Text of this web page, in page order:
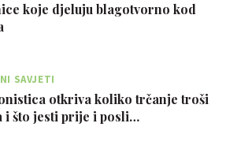
koje djeluju blagotvorno kod
SAVJETI
otkriva koliko trčanje troši
i što jesti prije i posli…